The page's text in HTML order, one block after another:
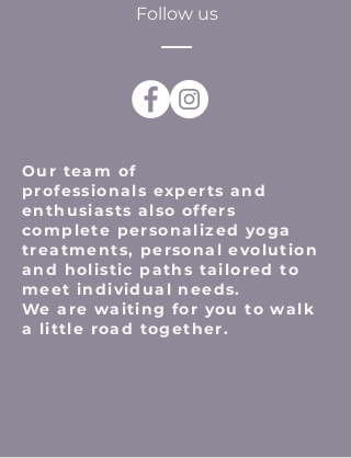
Follow us
Our team of
professionals experts and
enthusiasts also offers
complete personalized yoga
treatments, personal evolution
and holistic paths tailored to
meet individual needs.
We are waiting for you to walk
a little road together.